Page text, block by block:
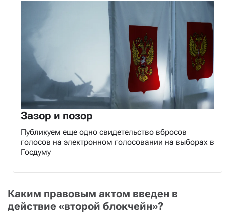
Зазор и позор
Публикуем еще одно свидетельство вбросов
голосов на электронном голосовании на выборах в
Госдуму
Каким правовым актом введен в
действие «второй блокчейн»?